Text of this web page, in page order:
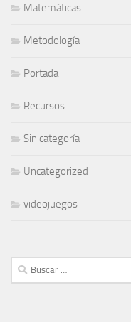
Matemáticas
Metodología
Portada
Recursos
Sin categoría
Uncategorized
videojuegos
Buscar: